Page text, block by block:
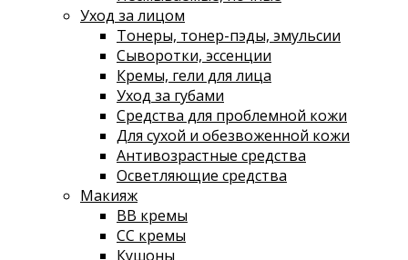
Уход за лицом
Тонеры, тонер-пэды, эмульсии
Сыворотки, эссенции
Кремы, гели для лица
Уход за губами
Средства для проблемной кожи
Для сухой и обезвоженной кожи
Антивозрастные средства
Осветляющие средства
Макияж
ВВ кремы
СС кремы
Кушоны